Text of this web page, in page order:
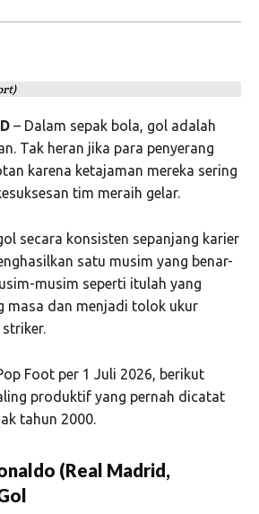
– Dalam sepak bola, gol adalah
Tak heran jika para penyerang
karena ketajaman mereka sering
tim meraih gelar.
secara konsisten sepanjang karier
satu musim yang benar-
musim seperti itulah yang
masa dan menjadi tolok ukur
Foot per 1 Juli 2026, berikut
produktif yang pernah dicatat
tahun 2000.
(Real Madrid,